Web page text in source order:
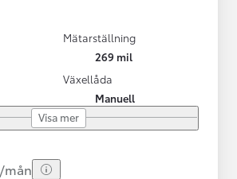
Mätarställning
269 mil
Växellåda
Manuell
Visa mer
mån